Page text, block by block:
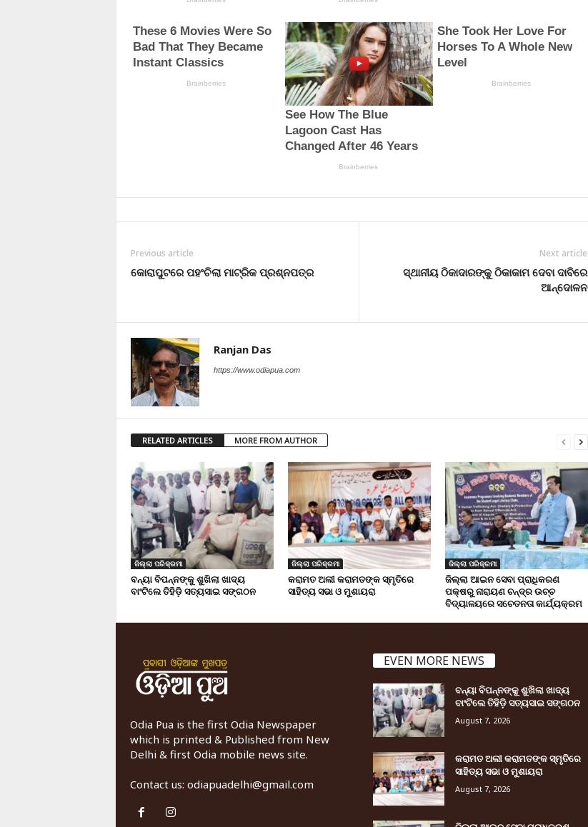
Previous article
କୋରାପୁଟରେ ପହଂଚିଲା ମାଟ୍ରିକ ପ୍ରଶ୍ନପତ୍ର
Next article
ସ୍ଥାନୀୟ ଠିକାଦାରଙ୍କୁ ଠିକାକାମ ଦେବା ଦାବିରେ
ଆନ୍ଦୋଳନ
Ranjan Das
https://www.odiapua.com
RELATED ARTICLES MORE FROM AUTHOR
ଜିଲ୍ଲା ପରିକ୍ରମା
ବନ୍ୟା ବିପନ୍ନଙ୍କୁ ଶୁଖିଲା ଖାଦ୍ୟ
ବାଂଟିଲେ ତିହିଡି଼ ସତ୍ୟସାଇ ସଙ୍ଗଠନ
ଜିଲ୍ଲା ପରିକ୍ରମା
କରାମତ ଅଲୀ କରାମତଙ୍କ ସ୍ମୃତିରେ
ସାହିତ୍ୟ ସଭା ଓ ମୁଶାୟରା
ଜିଲ୍ଲା ପରିକ୍ରମା
ଜିଲ୍ଲା ଆଇନ ସେବା ପ୍ରାଧିକରଣ
ପକ୍ଷରୁ ନାରାୟଣ ଚନ୍ଦ୍ର ଉଚ୍ଚ
ବିଦ୍ୟାଳୟରେ ସଚେତନତା କାର୍ଯ୍ୟକ୍ରମ
Odia Pua is the first Odia Newspaper
which is printed & Published from New
Delhi & first Odia mobile news site.
Contact us: odiapuadelhi@gmail.com
EVEN MORE NEWS
ବନ୍ୟା ବିପନ୍ନଙ୍କୁ ଶୁଖିଲା ଖାଦ୍ୟ
ବାଂଟିଲେ ତିହିଡି଼ ସତ୍ୟସାଇ ସଙ୍ଗଠନ
August 7, 2026
କରାମତ ଅଲୀ କରାମତଙ୍କ ସ୍ମୃତିରେ
ସାହିତ୍ୟ ସଭା ଓ ମୁଶାୟରା
August 7, 2026